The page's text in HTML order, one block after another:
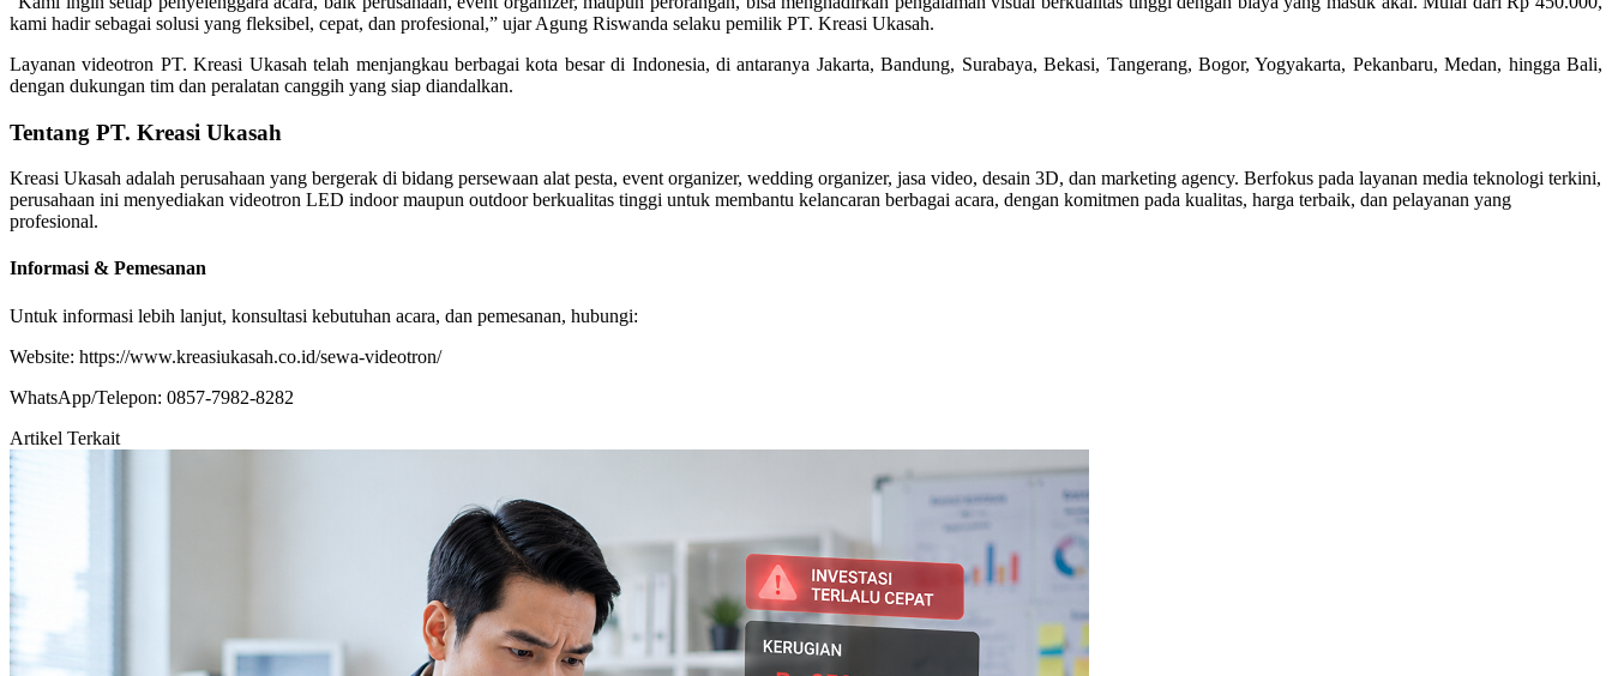
kami hadir sebagai solusi yang fleksibel, cepat, dan profesional,” ujar Agung Riswanda selaku pemilik PT. Kreasi Ukasah.
Layanan videotron PT. Kreasi Ukasah telah menjangkau berbagai kota besar di Indonesia, di antaranya Jakarta, Bandung, Surabaya, Bekasi, Tangerang, Bogor, Yogyakarta, Pekanbaru, Medan, hingga Bali,
dengan dukungan tim dan peralatan canggih yang siap diandalkan.
Tentang PT. Kreasi Ukasah
Kreasi Ukasah adalah perusahaan yang bergerak di bidang persewaan alat pesta, event organizer, wedding organizer, jasa video, desain 3D, dan marketing agency. Berfokus pada layanan media teknologi terkini,
perusahaan ini menyediakan videotron LED indoor maupun outdoor berkualitas tinggi untuk membantu kelancaran berbagai acara, dengan komitmen pada kualitas, harga terbaik, dan pelayanan yang
profesional.
Informasi & Pemesanan
Untuk informasi lebih lanjut, konsultasi kebutuhan acara, dan pemesanan, hubungi:
Website: https://www.kreasiukasah.co.id/sewa-videotron/
WhatsApp/Telepon: 0857-7982-8282
Artikel Terkait